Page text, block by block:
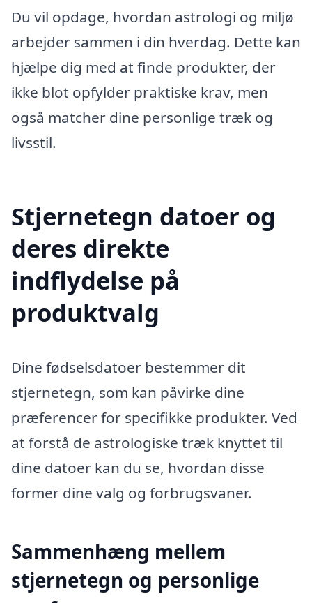
Du vil opdage, hvordan astrologi og miljø
arbejder sammen i din hverdag. Dette kan
hjælpe dig med at finde produkter, der
ikke blot opfylder praktiske krav, men
også matcher dine personlige træk og
livsstil.
Stjernetegn datoer og
deres direkte
indflydelse på
produktvalg
Dine fødselsdatoer bestemmer dit
stjernetegn, som kan påvirke dine
præferencer for specifikke produkter. Ved
at forstå de astrologiske træk knyttet til
dine datoer kan du se, hvordan disse
former dine valg og forbrugsvaner.
Sammenhæng mellem
stjernetegn og personlige